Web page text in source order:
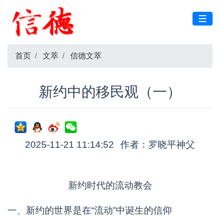
首页 文萃 信德文萃
新约中的移民观（一）
2025-11-21 11:14:52 作者：罗晓平神父
新约时代的流动教会
一、新约的世界是在“流动”中诞生的信仰